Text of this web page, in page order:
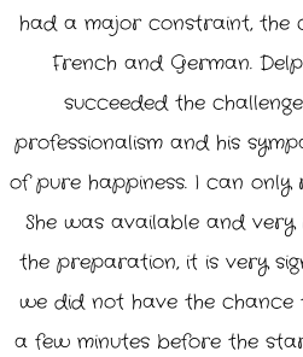
had a major constraint, the
French and German.
succeeded the
professionalism and his
of pure happiness. I can only
She was available and very
the preparation, it is very
we did not have the
a few minutes before the